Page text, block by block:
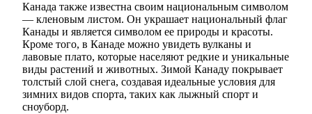
Канада также известна своим национальным символом
— кленовым листом. Он украшает национальный флаг
Канады и является символом ее природы и красоты.
Кроме того, в Канаде можно увидеть вулканы и
лавовые плато, которые населяют редкие и уникальные
виды растений и животных. Зимой Канаду покрывает
толстый слой снега, создавая идеальные условия для
зимних видов спорта, таких как лыжный спорт и
сноуборд.